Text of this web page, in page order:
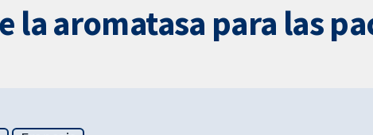
la aromatasa para las